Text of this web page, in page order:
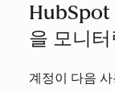
HubSpot
을 모니
계정이 다음